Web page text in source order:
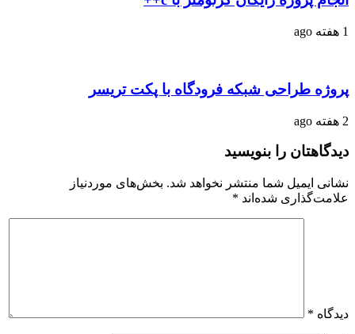
1 هفته ago
پروژه طراحی شبکه فرودگاه با پکت تریسر
2 هفته ago
دیدگاهتان را بنویسید
نشانی ایمیل شما منتشر نخواهد شد. بخش‌های موردنیاز
علامت‌گذاری شده‌اند *
دیدگاه *